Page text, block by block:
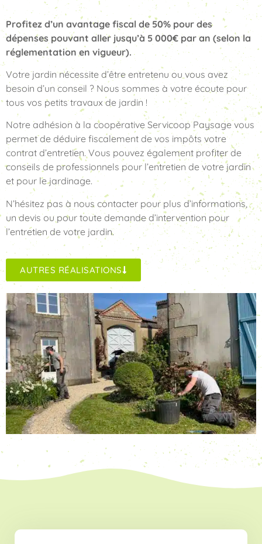
Profitez d’un avantage fiscal de 50% pour des
dépenses pouvant aller jusqu’à 5 000€ par an (selon la
réglementation en vigueur).
Votre jardin nécessite d’être entretenu ou vous avez
besoin d’un conseil ? Nous sommes à votre écoute pour
tous vos petits travaux de jardin !
Notre adhésion à la coopérative Servicoop Paysage vous
permet de déduire fiscalement de vos impôts votre
contrat d’entretien. Vous pouvez également profiter de
conseils de professionnels pour l’entretien de votre jardin
et pour le jardinage.
N’hésitez pas à nous contacter pour plus d’informations,
un devis ou pour toute demande d’intervention pour
l’entretien de votre jardin.
AUTRES RÉALISATIONS